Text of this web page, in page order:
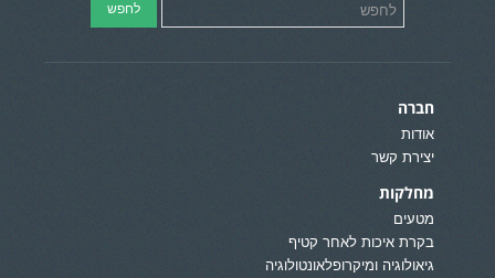
חברה
אודות
יצירת קשר
מחלקות
מטעים
בקרת איכות לאחר קטיף
גיאולוגיה ומיקרופלאונטולוגיה